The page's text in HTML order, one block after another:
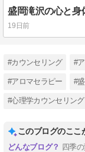
19日前
#カウンセリング #
#アロマセラピー #
#心理学カウンセリング
このブログのここ
四季